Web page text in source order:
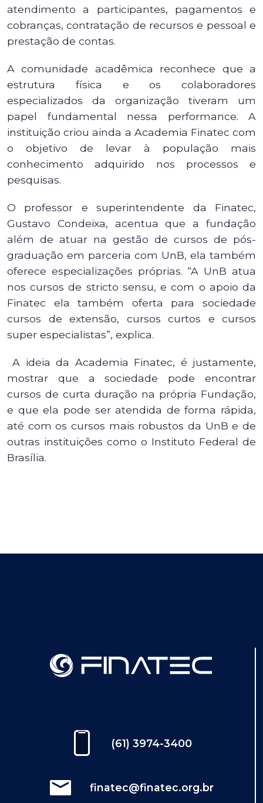
atendimento a participantes, pagamentos e
cobranças, contratação de recursos e pessoal e
prestação de contas.
A comunidade acadêmica reconhece que a
estrutura física e os colaboradores
especializados da organização tiveram um
papel fundamental nessa performance. A
instituição criou ainda a Academia Finatec com
o objetivo de levar à população mais
conhecimento adquirido nos processos e
pesquisas.
O professor e superintendente da Finatec,
Gustavo Condeixa, acentua que a fundação
além de atuar na gestão de cursos de pós-
graduação em parceria com UnB, ela também
oferece especializações próprias. “A UnB atua
nos cursos de stricto sensu, e com o apoio da
Finatec ela também oferta para sociedade
cursos de extensão, cursos curtos e cursos
super especialistas”, explica.
A ideia da Academia Finatec, é justamente,
mostrar que a sociedade pode encontrar
cursos de curta duração na própria Fundação,
e que ela pode ser atendida de forma rápida,
até com os cursos mais robustos da UnB e de
outras instituições como o Instituto Federal de
Brasília.
(61) 3974-3400
finatec@finatec.org.br